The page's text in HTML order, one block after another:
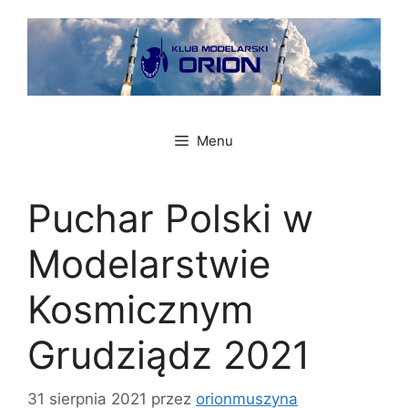
Menu
Puchar Polski w
Modelarstwie
Kosmicznym
Grudziądz 2021
31 sierpnia 2021 przez orionmuszyna